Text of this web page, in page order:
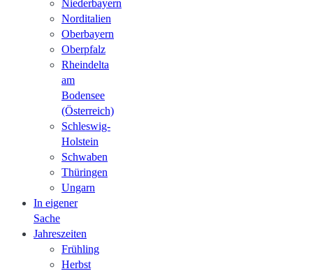
Niederbayern
Norditalien
Oberbayern
Oberpfalz
Rheindelta
am
Bodensee
(Österreich)
Schleswig-
Holstein
Schwaben
Thüringen
Ungarn
In eigener
Sache
Jahreszeiten
Frühling
Herbst